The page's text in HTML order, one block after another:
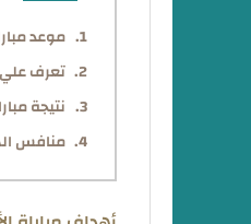
موعد
تعرف
نتيجة
منافس